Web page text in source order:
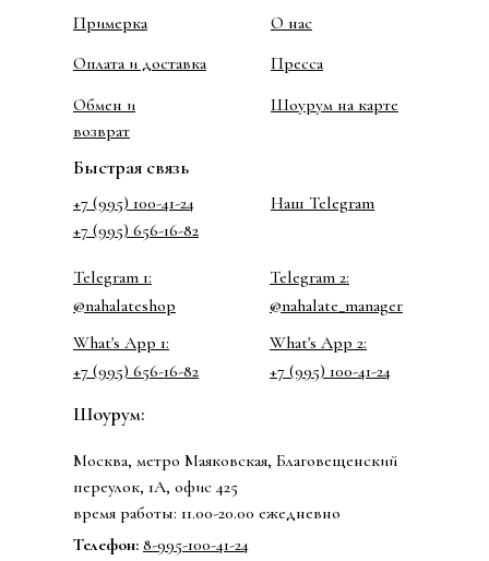
Примерка
О нас
Оплата и доставка
Обмен и
возврат
Пресса
Шоурум:
Москва, метро Маяковская, Благовещенский
переулок, 1А, офис 425
время работы: 11.00-20.00 ежедневно
Шоурум на карте
Телефон: 8-995-100-41-24
Быстрая связь
+7 (995) 100-41-24
Telegram 1:
Наш Telegram
@nahalate_manager
Telegram 2:
@nahalateshop
What's App 1:
+7 (995) 100-41-24
What's App 2:
+7 (995) 656-16-82
+7 (995) 656-16-82